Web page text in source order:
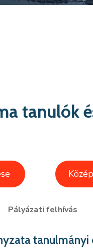
tanulók
Pályázati felhívás